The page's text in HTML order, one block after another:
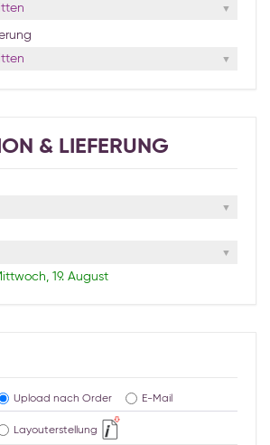
& LIEFERUNG
19. August
Upload nach Order E-Mail
Layouterstellung